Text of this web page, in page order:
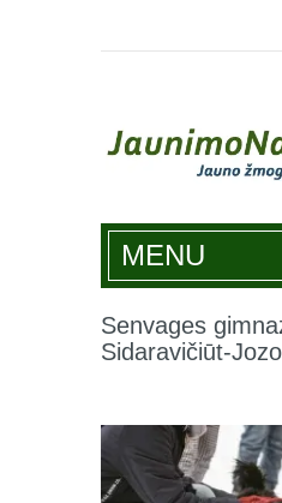
MENU
Senvages
Sidaravičiūt-